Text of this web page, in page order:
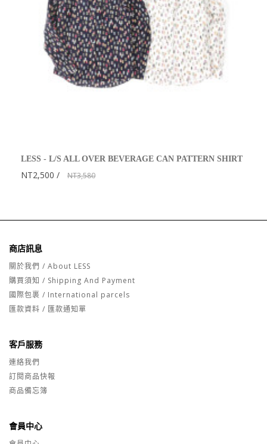
LESS - L/S ALL OVER BEVERAGE CAN PATTERN SHIRT
NT2,500 NT3,580
商店訊息
關於我們 / About LESS
購買須知 / Shipping And Payment
國際包裹 / International parcels
匯款資料 / 匯款通知單
客戶服務
連絡我們
訂閱商品快報
商品備忘簿
會員中心